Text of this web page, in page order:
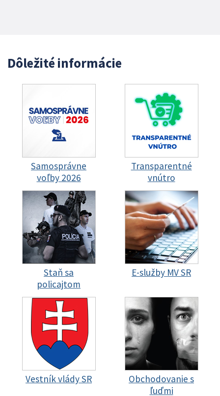
Dôležité informácie
Samosprávne
voľby 2026
Transparentné
vnútro
Staň sa
policajtom
E-služby MV SR
Vestník vlády SR
Obchodovanie s
ľuďmi